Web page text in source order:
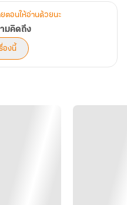
เศร้าสร้อยนั้น ซุกซ่อนความลับ
หยาดน้ำตาและการสูญเสียที่เขา
งที่ปรากฏ เขาจะชดใช้ความผิด
สายเกินไป
ตอนให้อ่านด้วยนะ
มคิดถึง
องนี้